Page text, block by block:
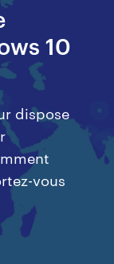
10
dispose
vous